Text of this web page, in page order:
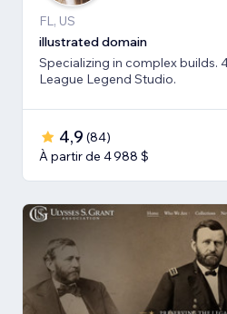
FL, US
illustrated domain
Specializing in complex builds. 408 335-7378 l 🥇WIX
League Legend Studio.
4,9 (84)
À partir de 4 988 $